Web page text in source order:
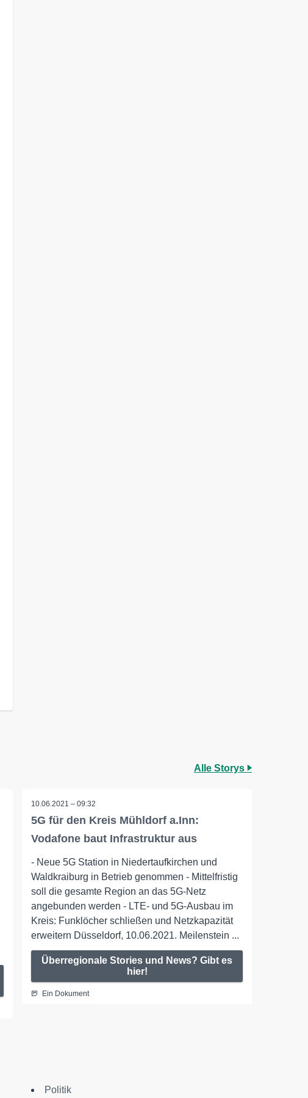
Alle Storys
10.06.2021 – 09:32
5G für den Kreis Mühldorf a.Inn:
Vodafone baut Infrastruktur aus
- Neue 5G Station in Niedertaufkirchen und
Waldkraiburg in Betrieb genommen - Mittelfristig
soll die gesamte Region an das 5G-Netz
angebunden werden - LTE- und 5G-Ausbau im
Kreis: Funklöcher schließen und Netzkapazität
erweitern Düsseldorf, 10.06.2021. Meilenstein ...
Überregionale Stories und News? Gibt es
hier!
Ein Dokument
Politik